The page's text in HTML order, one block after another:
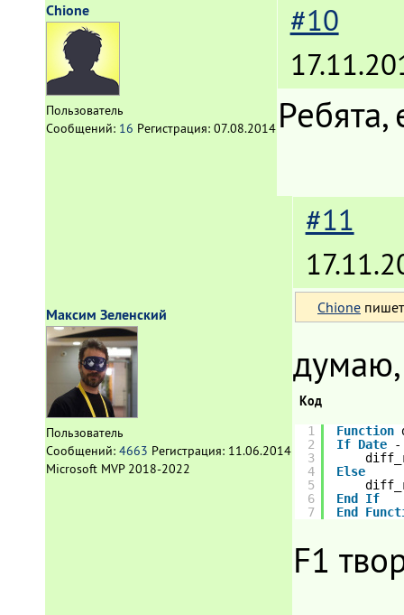
Chione
Пользователь
Сообщений: 16 Регистрация: 07.08.2014
#10
Ребята,
Максим Зеленский
Пользователь
Сообщений: 4663 Регистрация: 11.06.2014
Microsoft MVP 2018-2022
#11
Chione
думаю,
Код
1
2
3
4
5
6
7
Function
If Date
-
Else
End
If
End
F1